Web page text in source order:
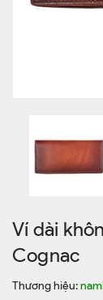
Ví dài
Cognac
Thương hiệu: